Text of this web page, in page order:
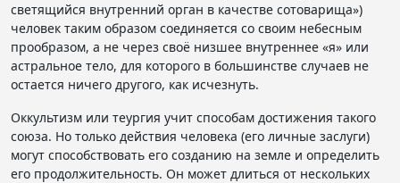
светящийся внутренний орган в качестве сотоварища»)
человек таким образом соединяется со своим небесным
прообразом, а не через своё низшее внутреннее «я» или
астральное тело, для которого в большинстве случаев не
остается ничего другого, как исчезнуть.
Оккультизм или теургия учит способам достижения такого
союза. Но только действия человека (его личные заслуги)
могут способствовать его созданию на земле и определить
его продолжительность. Он может длиться от нескольких